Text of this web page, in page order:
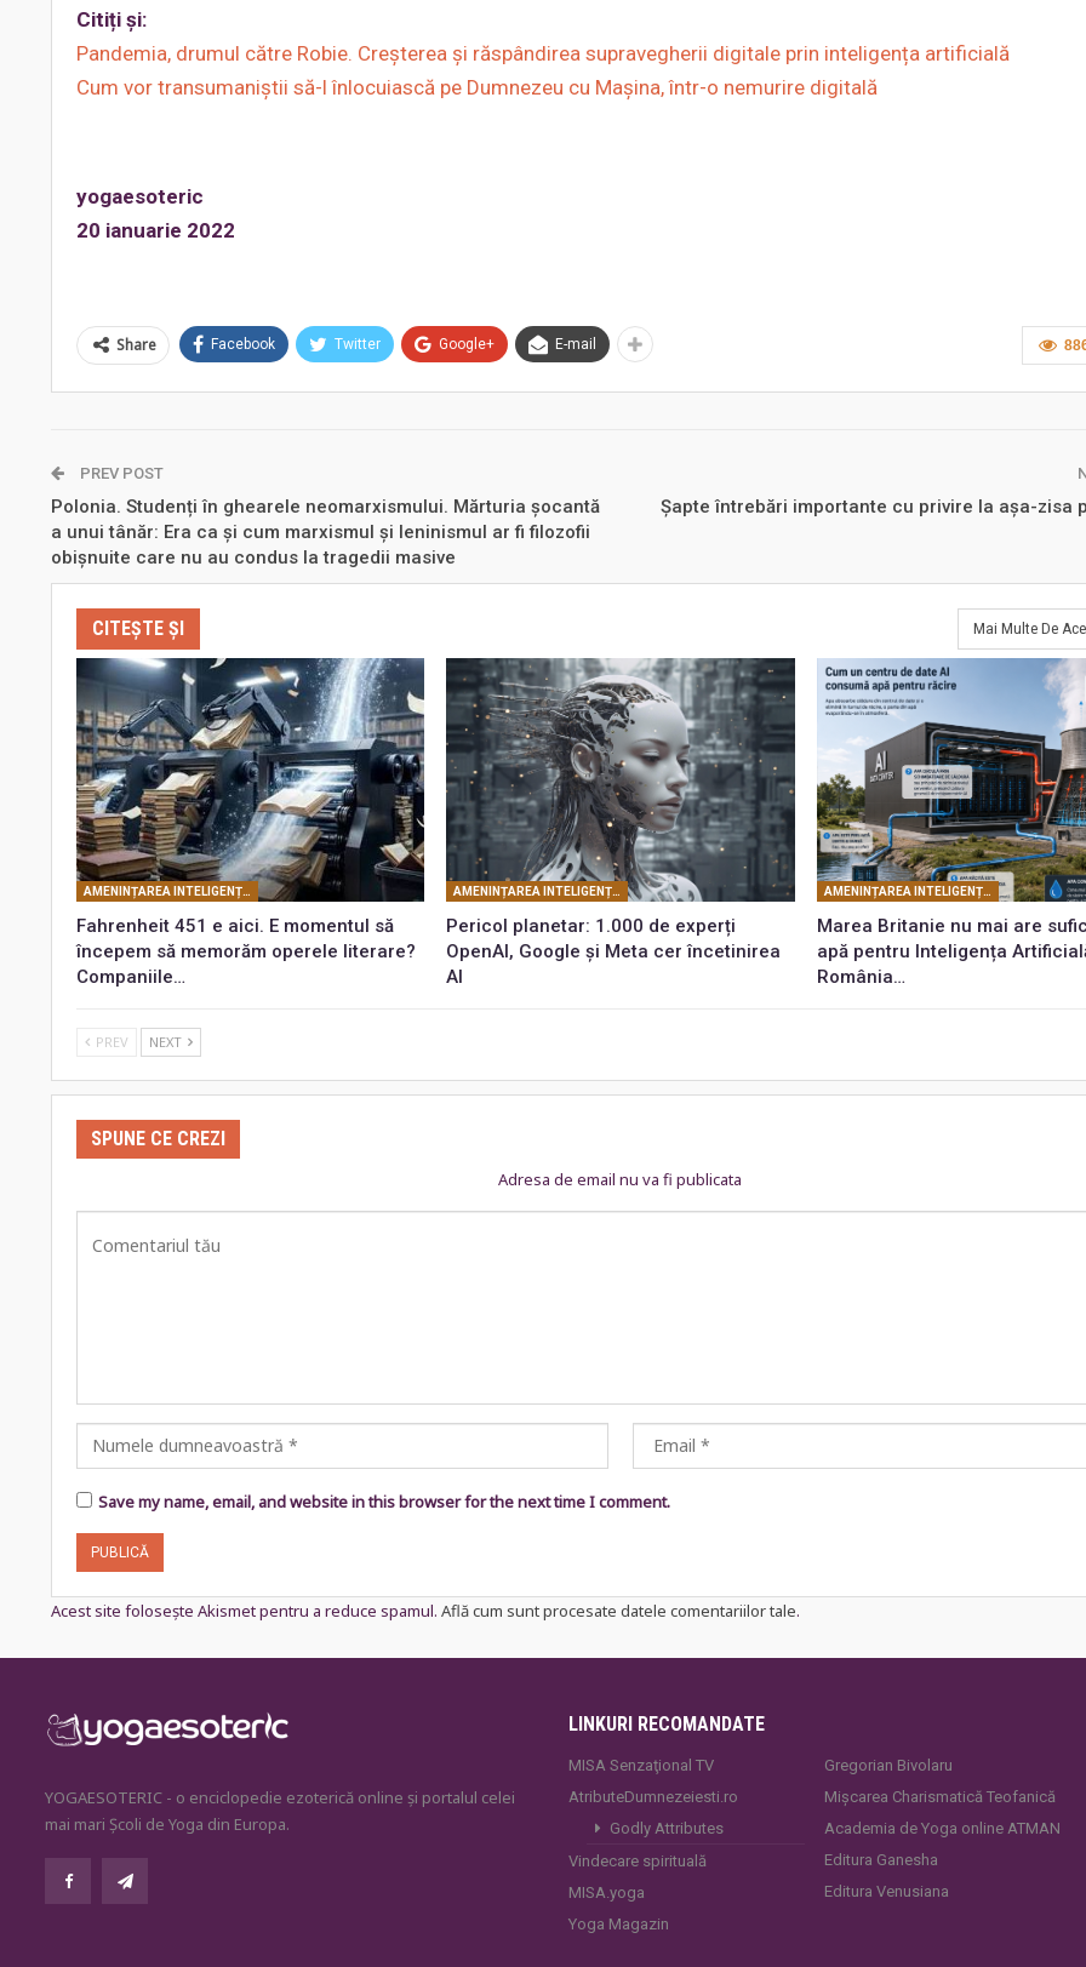
Citiți și:
Pandemia, drumul către Robie. Creșterea și răspândirea supravegherii digitale prin inteligența artificială
Cum vor transumaniștii să-l înlocuiască pe Dumnezeu cu Mașina, într-o nemurire digitală
yogaesoteric
20 ianuarie 2022
Share Facebook Twitter Google+ E-mail
PREV POST
Polonia. Studenți în ghearele neomarxismului. Mărturia șocantă
a unui tânăr: Era ca și cum marxismul și leninismul ar fi filozofii
obișnuite care nu au condus la tragedii masive
Șapte întrebări importante cu privire la așa-zisa
CITEȘTE ȘI Mai Multe De
AMENINȚAREA INTELIGENȚEI ARTIFICIALE
Fahrenheit 451 e aici. E momentul să
începem să memorăm operele literare?
Companiile…
AMENINȚAREA INTELIGENȚEI ARTIFICIALE
Pericol planetar: 1.000 de experți
OpenAI, Google și Meta cer încetinirea
AI
AMENINȚAREA INTELIGENȚEI ARTIFICIALE
Marea Britanie nu mai are
apă pentru Inteligența
România…
PREV NEXT
SPUNE CE CREZI
Adresa de email nu va fi publicata
Save my name, email, and website in this browser for the next time I comment.
Acest site folosește Akismet pentru a reduce spamul. Află cum sunt procesate datele comentariilor tale.
YOGAESOTERIC - o enciclopedie ezoterică online și portalul celei
mai mari Școli de Yoga din Europa.
LINKURI RECOMANDATE
MISA Senzaţional TV
AtributeDumnezeiesti.ro
Godly Attributes
Vindecare spirituală
MISA.yoga
Yoga Magazin
Gregorian Bivolaru
Mișcarea Charismatică Teofanică
Academia de Yoga online ATMAN
Editura Ganesha
Editura Venusiana